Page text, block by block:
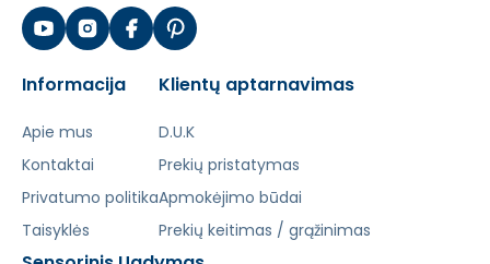
Informacija
Apie mus
Kontaktai
Privatumo politika
Taisyklės
Klientų aptarnavimas
D.U.K
Prekių pristatymas
Apmokėjimo būdai
Prekių keitimas / grąžinimas